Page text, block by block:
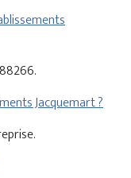
Jacquemart ?